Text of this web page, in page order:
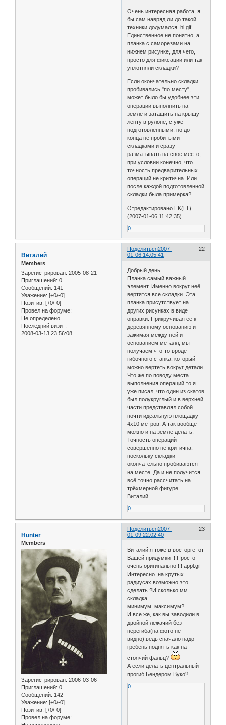
Очень интересная работа, я
бы сам навряд ли до такой
техники додумался. hi.gif
Единственное не понятно, а
планка с саморезами на
нижнем рисунке, для чего,
просто для фиксации или так
уплотняли складки?
Если окончательно складки
пробивались "по месту",
может было бы удобнее эти
операции выполнить на
земле и затащить на крышу
ленту в рулоне, с уже
подготовленными, но до
конца не пробитыми
складками и сразу
разматывать на своё место,
при условии конечно, что
точность предварительных
операций не критична. Или
после каждой подготовленной
складки была примерка?
Отредактировано EK(LT)
(2007-01-06 11:42:35)
0
Поделиться 22
2007-
01-06 14:05:41
Виталий
Members
Зарегистрирован: 2005-08-21
Приглашений: 0
Сообщений: 141
Уважение: [+0/-0]
Позитив: [+0/-0]
Провел на форуме:
Не определено
Последний визит:
2008-03-13 23:56:08
Добрый день.
Планка самый важный
элемент. Именно вокруг неё
вертятся все складки. Эта
планка присутствует на
других рисунках в виде
оправки. Прикручивая её к
деревянному основанию и
зажимая между ней и
основанием металл, мы
получаем что-то вроде
гибочного станка, который
можно вертеть вокруг детали.
Что же по поводу места
выполнения операций то я
уже писал, что один из скатов
был полукруглый и в верхней
части представлял собой
почти идеальную площадку
4х10 метров. А так вообще
можно и на земле делать.
Точность операций
совершенно не критична,
поскольку складки
окончательно пробиваются
на месте. Да и не получится
всё точно рассчитать на
трёхмерной фигуре.
Виталий.
0
Поделиться 23
2007-
01-09 22:02:40
Hunter
Members
Зарегистрирован: 2006-03-06
Приглашений: 0
Сообщений: 142
Уважение: [+0/-0]
Позитив: [+0/-0]
Провел на форуме:
Виталий,я тоже в восторге от
Вашей придумки !!!Просто
очень оригинально !!! appl.gif
Интересно ,на крутых
радиусах возможно это
сделать ?И сколько мм
складка
минимум=максимум?
И все же, как вы заводили в
двойной лежачий без
перегиба(на фото не
видно),ведь сначало надо
гребень поднять как на
стоячий фальц?
А если делать центральный
прогиб Бендером Вуко?
0